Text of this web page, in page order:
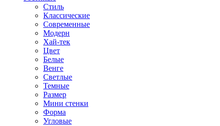
Стиль
Классические
Современные
Модерн
Хай-тек
Цвет
Белые
Венге
Светлые
Темные
Размер
Мини стенки
Форма
Угловые